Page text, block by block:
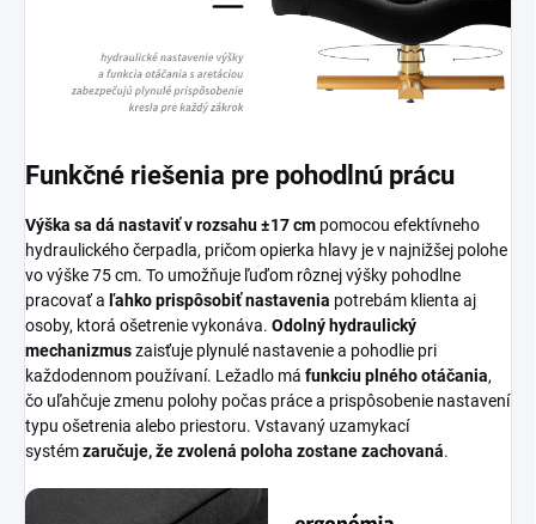
Funkčné riešenia pre pohodlnú prácu
Výška sa dá nastaviť v rozsahu ±17 cm pomocou efektívneho
hydraulického čerpadla, pričom opierka hlavy je v najnižšej polohe
vo výške 75 cm. To umožňuje ľuďom rôznej výšky pohodlne
pracovať a ľahko prispôsobiť nastavenia potrebám klienta aj
osoby, ktorá ošetrenie vykonáva. Odolný hydraulický
mechanizmuszaisťuje plynulé nastavenie a pohodlie pri
každodennom používaní. Ležadlo má funkciu plného otáčania,
čo uľahčuje zmenu polohy počas práce a prispôsobenie nastavení
typu ošetrenia alebo priestoru. Vstavaný uzamykací
systémzaručuje, že zvolená poloha zostane zachovaná.